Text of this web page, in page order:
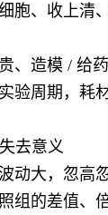
胞、收上清
、造模 / 给
验周期，耗
去意义
动大，忽高忽
组的差值、